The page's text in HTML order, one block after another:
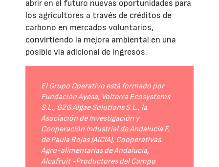
abrir en el futuro nuevas oportunidades para
los agricultores a través de créditos de
carbono en mercados voluntarios,
convirtiendo la mejora ambiental en una
posible vía adicional de ingresos.
El Grupo Operativo está formado por
Fundación Ayesa, Volterra Ecosystems
S.L., G2G Algae Solutions S.L., la
Asociación de Investigación y
Cooperación Industrial de Andalucía F.
de Paula Rojas (AICIA), Cooperativas
Agro-alimentarias de Andalucía,
Alcafruit -Productores del Campo